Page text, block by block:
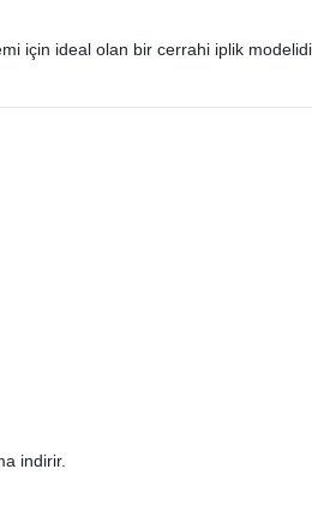
için ideal olan bir cerrahi iplik
indirir.